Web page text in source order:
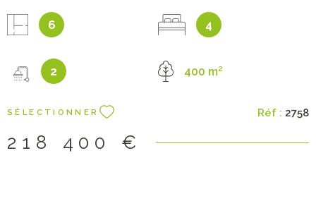
et wc. Terrasse. Cour et jardin clos. Stationnement 3/4
voitures. Idéal pour une maison familiale ou colocation Les
sont disponibles sur le site Géorisques:
www.georisques.gouv.fr Prix: 218 400 € frais d'agence inclus
vendeur: 210 000 € Les informations sur les risques auxquels
6 4
2 400 m²
SÉLECTIONNER Réf : 2758
218 400 €